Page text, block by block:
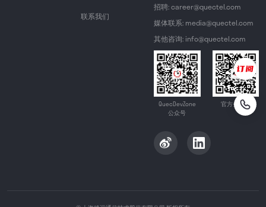
联系我们
招聘: career@quectel.com
媒体联系: media@quectel.com
其他咨询: info@quectel.com
QuecDevZone
公众号
官方公众号